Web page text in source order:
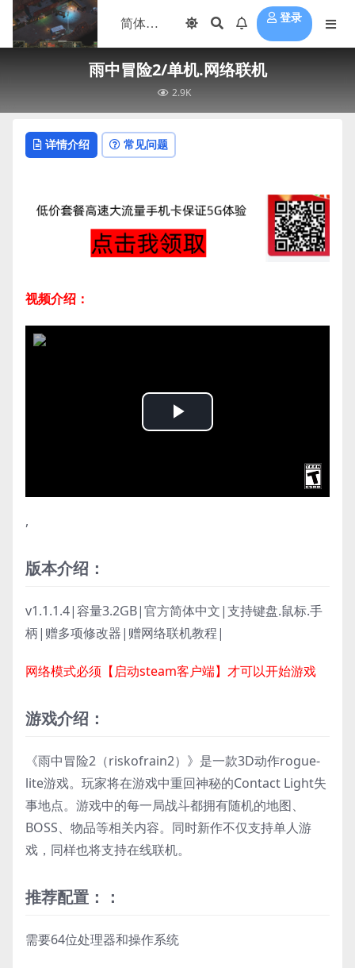
登录
雨中冒险2/单机.网络联机
2.9K
详情介绍 常见问题
视频介绍：
Play
,
版本介绍：
v1.1.1.4|容量3.2GB|官方简体中文|支持键盘.鼠标.手
柄|赠多项修改器|赠网络联机教程|
网络模式必须【启动steam客户端】才可以开始游戏
游戏介绍：
《雨中冒险2（riskofrain2）》是一款3D动作rogue-
lite游戏。玩家将在游戏中重回神秘的Contact Light失
事地点。游戏中的每一局战斗都拥有随机的地图、
BOSS、物品等相关内容。同时新作不仅支持单人游
戏，同样也将支持在线联机。
推荐配置：：
需要64位处理器和操作系统